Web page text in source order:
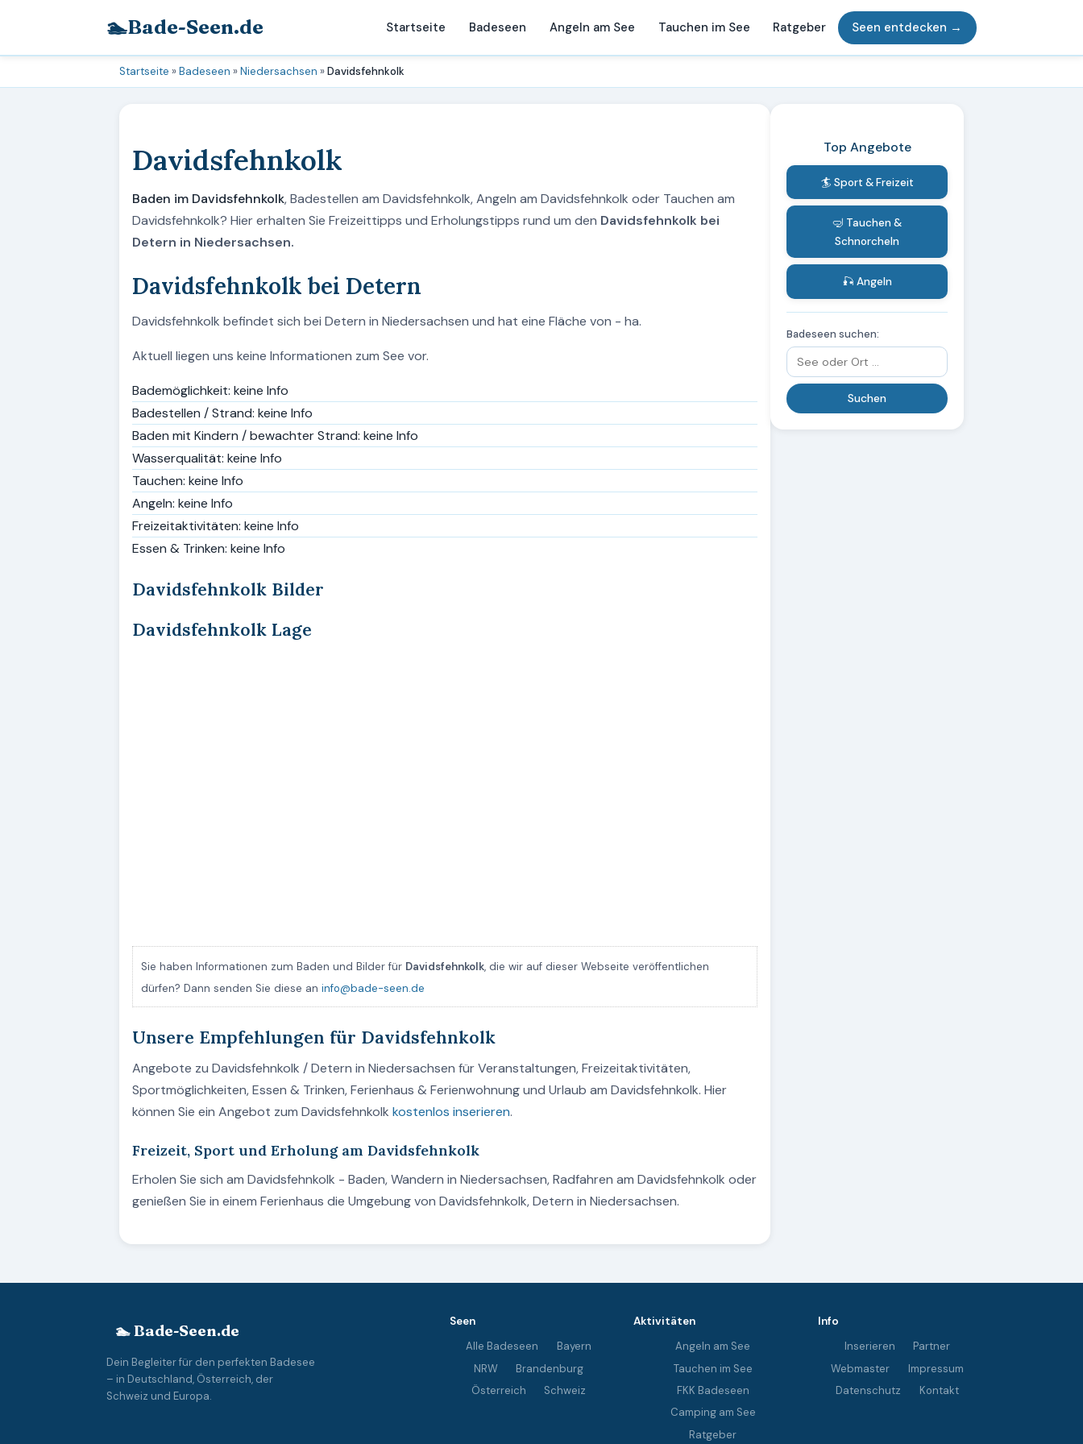
🏊Bade-Seen.de Startseite Badeseen Angeln am See Tauchen im See Ratgeber Seen entdecken →
Startseite »Badeseen »Niedersachsen »Davidsfehnkolk
Davidsfehnkolk
Baden im Davidsfehnkolk, Badestellen am Davidsfehnkolk, Angeln am Davidsfehnkolk oder Tauchen am
Davidsfehnkolk? Hier erhalten Sie Freizeittipps und Erholungstipps rund um den Davidsfehnkolk bei
Detern in Niedersachsen.
Davidsfehnkolk bei Detern
Davidsfehnkolk befindet sich bei Detern in Niedersachsen und hat eine Fläche von - ha.
Aktuell liegen uns keine Informationen zum See vor.
Bademöglichkeit: keine Info
Badestellen / Strand: keine Info
Baden mit Kindern / bewachter Strand: keine Info
Wasserqualität: keine Info
Tauchen: keine Info
Angeln: keine Info
Freizeitaktivitäten: keine Info
Essen & Trinken: keine Info
Davidsfehnkolk Bilder
Davidsfehnkolk Lage
Sie haben Informationen zum Baden und Bilder für Davidsfehnkolk, die wir auf dieser Webseite veröffentlichen
dürfen? Dann senden Sie diese an info@bade-seen.de
Unsere Empfehlungen für Davidsfehnkolk
Angebote zu Davidsfehnkolk / Detern in Niedersachsen für Veranstaltungen, Freizeitaktivitäten,
Sportmöglichkeiten, Essen & Trinken, Ferienhaus & Ferienwohnung und Urlaub am Davidsfehnkolk. Hier
können Sie ein Angebot zum Davidsfehnkolk kostenlos inserieren.
Freizeit, Sport und Erholung am Davidsfehnkolk
Erholen Sie sich am Davidsfehnkolk - Baden, Wandern in Niedersachsen, Radfahren am Davidsfehnkolk oder
genießen Sie in einem Ferienhaus die Umgebung von Davidsfehnkolk, Detern in Niedersachsen.
Top Angebote
🏄 Sport & Freizeit
🤿 Tauchen &
Schnorcheln
🎣 Angeln
Badeseen suchen:
🏊 Bade-Seen.de
Dein Begleiter für den perfekten Badesee
– in Deutschland, Österreich, der
Schweiz und Europa.
Seen
Alle Badeseen
Bayern
NRW
Brandenburg
Österreich
Schweiz
Aktivitäten
Angeln am See
Tauchen im See
FKK Badeseen
Camping am See
Ratgeber
Info
Inserieren
Partner
Webmaster
Impressum
Datenschutz
Kontakt